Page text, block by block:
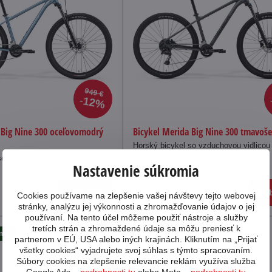
949 €
12%
Nine 300 oceľovomodrý
vzduchovou vidlicou a 2x10
Zobraziť
Bicykel Merida Big Nine 300
Horský bicykel so vzduchovou
829 €
Preprava zdarma
Nastavenie súkromia
Cookies používame na zlepšenie vašej návštevy tejto webovej
stránky, analýzu jej výkonnosti a zhromažďovanie údajov o jej
používaní. Na tento účel môžeme použiť nástroje a služby
tretích strán a zhromaždené údaje sa môžu preniesť k
partnerom v EÚ, USA alebo iných krajinách. Kliknutím na „Prijať
všetky cookies“ vyjadrujete svoj súhlas s týmto spracovaním.
Súbory cookies na zlepšenie relevancie reklám využíva služba